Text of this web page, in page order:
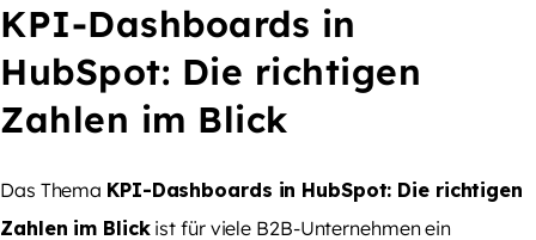
KPI-Dashboards in
HubSpot: Die richtigen
Zahlen im Blick
Das Thema KPI-Dashboards in HubSpot: Die richtigen
Zahlen im Blickist für viele B2B-Unternehmen ein